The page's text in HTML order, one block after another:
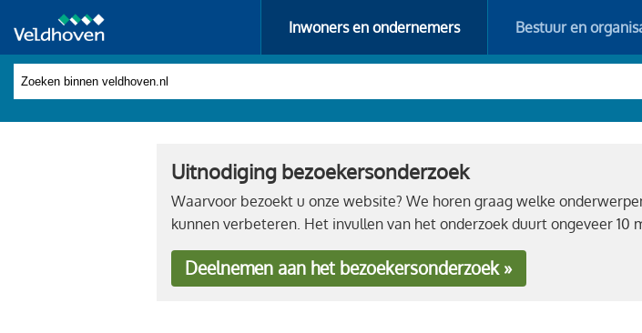
Inwoners en ondernemers Bestuur en
Uitnodiging bezoekersonderzoek
Waarvoor bezoekt u onze website? We horen graag welke
kunnen verbeteren. Het invullen van het onderzoek duurt ongeveer 10
Deelnemen aan het bezoekersonderzoek »